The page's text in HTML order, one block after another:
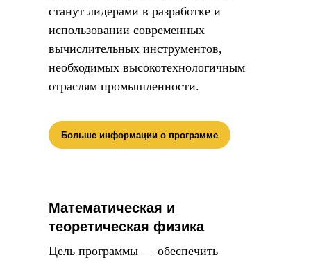
станут лидерами в разработке и
использовании современных
вычислительных инструментов,
необходимых высокотехнологичным
отраслям промышленности.
Больше информации о программе
Математическая и
теоретическая физика
Цель программы — обеспечить